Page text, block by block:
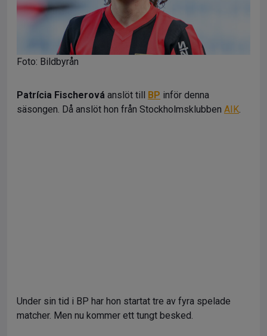
Foto: Bildbyrån
Patrícia Fischerová anslöt till BP inför denna
säsongen. Då anslöt hon från Stockholmsklubben AIK.
Under sin tid i BP har hon startat tre av fyra spelade
matcher. Men nu kommer ett tungt besked.